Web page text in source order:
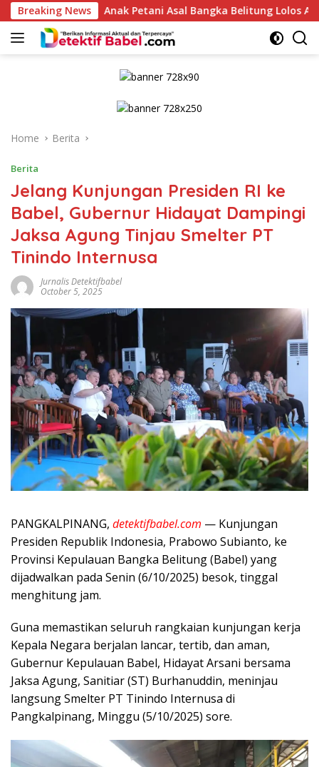
Skip
to
content
Breaking News
Anak Petani Asal Bangka Belitung Lolos AKMIL, UGM, dan
Home Berita
Berita
Jelang Kunjungan Presiden RI ke
Babel, Gubernur Hidayat Dampingi
Jaksa Agung Tinjau Smelter PT
Tinindo Internusa
Jurnalis Detektifbabel
October 5, 2025
PANGKALPINANG, detektifbabel.com — Kunjungan
Presiden Republik Indonesia, Prabowo Subianto, ke
Provinsi Kepulauan Bangka Belitung (Babel) yang
dijadwalkan pada Senin (6/10/2025) besok, tinggal
menghitung jam.
Guna memastikan seluruh rangkaian kunjungan kerja
Kepala Negara berjalan lancar, tertib, dan aman,
Gubernur Kepulauan Babel, Hidayat Arsani bersama
Jaksa Agung, Sanitiar (ST) Burhanuddin, meninjau
langsung Smelter PT Tinindo Internusa di
Pangkalpinang, Minggu (5/10/2025) sore.